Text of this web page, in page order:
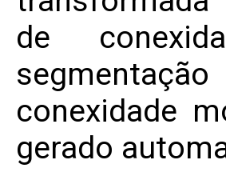
de
conexidade
gerado